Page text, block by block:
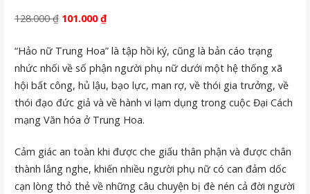
128.000₫ Original
was:
128.000 ₫.
101.000₫Current
is:
101.000 ₫.
“Hảo nữ Trung Hoa” là tập hồi ký, cũng là bản cáo trạng
nhức nhối về số phận người phụ nữ dưới một hệ thống xã
hội bất công, hủ lậu, bạo lực, man rợ, về thói gia trưởng, về
thói đạo đức giả và về hành vi lạm dụng trong cuộc Đại Cách
mạng Văn hóa ở Trung Hoa.
Cảm giác an toàn khi được che giấu thân phận và được chân
thành lắng nghe, khiến nhiều người phụ nữ có can đảm dốc
cạn lòng thỏ thẻ về những câu chuyện bị đè nén cả đời người